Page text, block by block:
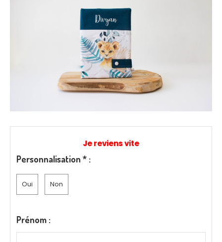
Personnalisation * :
Oui Non
Prénom :
Je reviens vite